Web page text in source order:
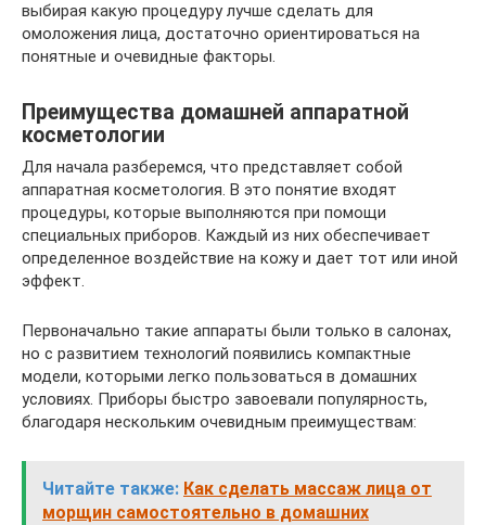
выбирая какую процедуру лучше сделать для
омоложения лица, достаточно ориентироваться на
понятные и очевидные факторы.
Преимущества домашней аппаратной
косметологии
Для начала разберемся, что представляет собой
аппаратная косметология. В это понятие входят
процедуры, которые выполняются при помощи
специальных приборов. Каждый из них обеспечивает
определенное воздействие на кожу и дает тот или иной
эффект.
Первоначально такие аппараты были только в салонах,
но с развитием технологий появились компактные
модели, которыми легко пользоваться в домашних
условиях. Приборы быстро завоевали популярность,
благодаря нескольким очевидным преимуществам:
Читайте также: Как сделать массаж лица от
морщин самостоятельно в домашних